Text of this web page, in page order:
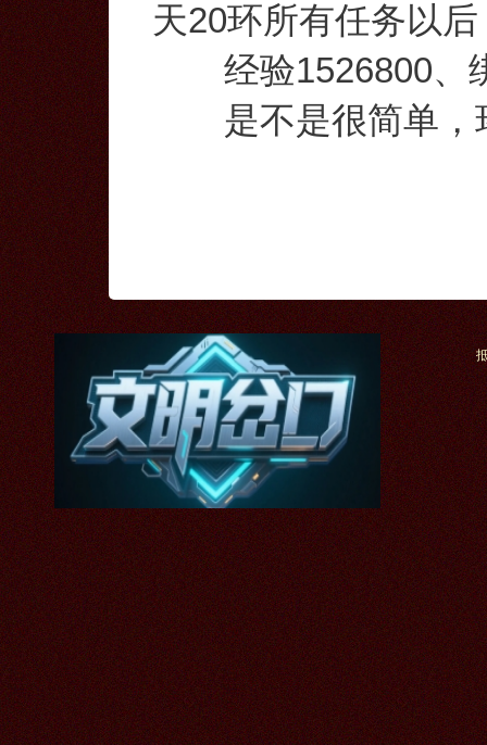
天20环所有任务以
经验1526800、绑
是不是很简单，